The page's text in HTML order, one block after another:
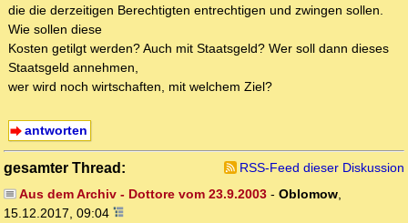
die die derzeitigen Berechtigten entrechtigen und zwingen sollen.
Wie sollen diese
Kosten getilgt werden? Auch mit Staatsgeld? Wer soll dann dieses
Staatsgeld annehmen,
wer wird noch wirtschaften, mit welchem Ziel?
antworten
gesamter Thread:
RSS-Feed dieser Diskussion
Aus dem Archiv - Dottore vom 23.9.2003- Oblomow,
15.12.2017, 09:04